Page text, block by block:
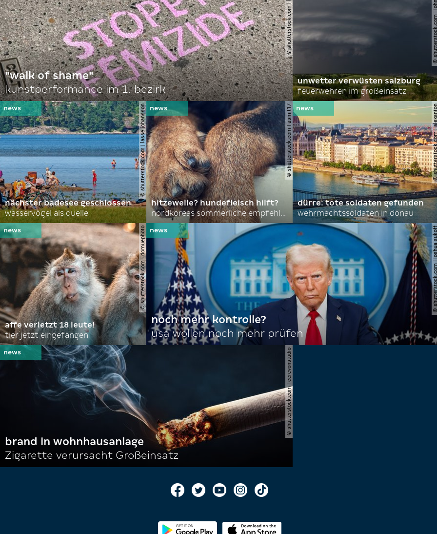
© shutterstock.com | lauraapl
"walk of shame"
kunstperformance im 1. bezirk
©
unwetter verwüsten salzburg
feuerwehren im großeinsatz
© shutterstock.com | lasse johansson
nächster badesee geschlossen
wasservögel als quelle
© shutterstock.com | asmit17
hitzewelle? hundefleisch hilft?
nordkoreas sommerliche empfehlungen
©
dürre: tote soldaten gefunden
wehrmachtssoldaten in donau
© shutterstock.com | domuephoto
affe verletzt 18 leute!
tier jetzt eingefangen
©
noch mehr kontrolle?
usa wollen noch mehr prüfen
© shutterstock.com | cerevonstudio
brand in wohnhausanlage
Zigarette verursacht Großeinsatz